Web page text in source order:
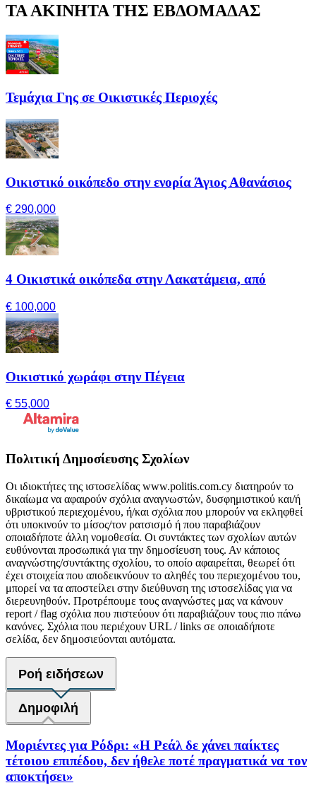
ΤΑ ΑΚΙΝΗΤΑ ΤΗΣ ΕΒΔΟΜΑΔΑΣ
Τεμάχια Γης σε Οικιστικές Περιοχές
Οικιστικό οικόπεδο στην ενορία Άγιος Αθανάσιος
€ 290,000
4 Οικιστικά οικόπεδα στην Λακατάμεια, από
€ 100,000
Οικιστικό χωράφι στην Πέγεια
€ 55,000
Πολιτική Δημοσίευσης Σχολίων
Οι ιδιοκτήτες της ιστοσελίδας www.politis.com.cy διατηρούν το
δικαίωμα να αφαιρούν σχόλια αναγνωστών, δυσφημιστικού και/ή
υβριστικού περιεχομένου, ή/και σχόλια που μπορούν να εκληφθεί
ότι υποκινούν το μίσος/τον ρατσισμό ή που παραβιάζουν
οποιαδήποτε άλλη νομοθεσία. Οι συντάκτες των σχολίων αυτών
ευθύνονται προσωπικά για την δημοσίευση τους. Αν κάποιος
αναγνώστης/συντάκτης σχολίου, το οποίο αφαιρείται, θεωρεί ότι
έχει στοιχεία που αποδεικνύουν το αληθές του περιεχομένου του,
μπορεί να τα αποστείλει στην διεύθυνση της ιστοσελίδας για να
διερευνηθούν. Προτρέπουμε τους αναγνώστες μας να κάνουν
report / flag σχόλια που πιστεύουν ότι παραβιάζουν τους πιο πάνω
κανόνες. Σχόλια που περιέχουν URL / links σε οποιαδήποτε
σελίδα, δεν δημοσιεύονται αυτόματα.
Ροή ειδήσεων
Δημοφιλή
Μοριέντες για Ρόδρι: «Η Ρεάλ δε χάνει παίκτες
τέτοιου επιπέδου, δεν ήθελε ποτέ πραγματικά να τον
αποκτήσει»